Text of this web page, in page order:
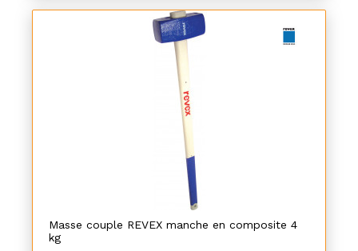
Masse couple REVEX manche en composite 4
kg